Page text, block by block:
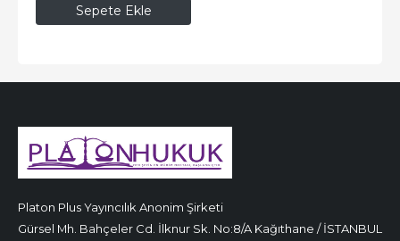
Sepete Ekle
Platon Plus Yayıncılık Anonim Şirketi
Gürsel Mh. Bahçeler Cd. İlknur Sk. No:8/A Kağıthane / İSTANBUL